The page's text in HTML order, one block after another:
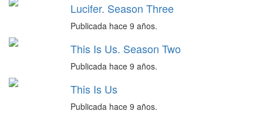
Lucifer. Season Three
Publicada hace 9 años.
This Is Us. Season Two
Publicada hace 9 años.
This Is Us
Publicada hace 9 años.